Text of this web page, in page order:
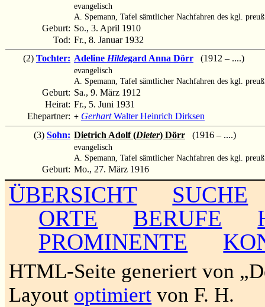
evangelisch
A. Spemann, Tafel sämtlicher Nachfahren des kgl.
Geburt: So., 3. April 1910
Tod: Fr., 8. Januar 1932
(2) Tochter: Adeline Hildegard Anna Dörr (1912 – ....)
evangelisch
A. Spemann, Tafel sämtlicher Nachfahren des kgl.
Geburt: Sa., 9. März 1912
Heirat: Fr., 5. Juni 1931
Ehepartner: + GerhartWalter Heinrich Dirksen
(3) Sohn: Dietrich Adolf (Dieter) Dörr (1916 – ....)
evangelisch
A. Spemann, Tafel sämtlicher Nachfahren des kgl.
Geburt: Mo., 27. März 1916
ÜBERSICHT
SUCHE
ORTE
BERUFE
PROMINENTE
HTML-Seite generiert von
Layout optimiert von F. H.